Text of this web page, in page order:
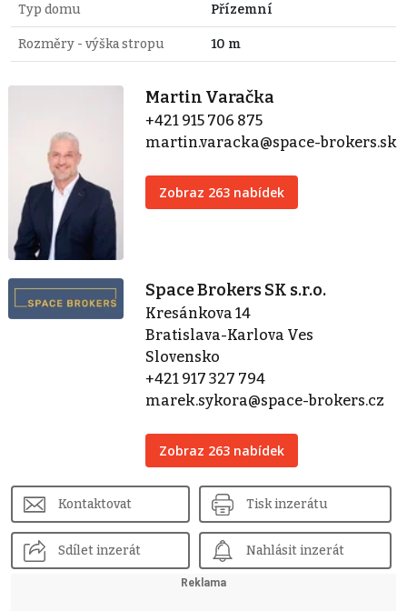
Typ domu Přízemní
Rozměry - výška stropu 10 m
Martin Varačka
+421 915 706 875
martin.varacka@space-brokers.sk
Zobraz 263 nabídek
Space Brokers SK s.r.o.
Kresánkova 14
Bratislava-Karlova Ves
Slovensko
+421 917 327 794
marek.sykora@space-brokers.cz
Zobraz 263 nabídek
Kontaktovat Tisk inzerátu
Sdílet inzerát Nahlásit inzerát